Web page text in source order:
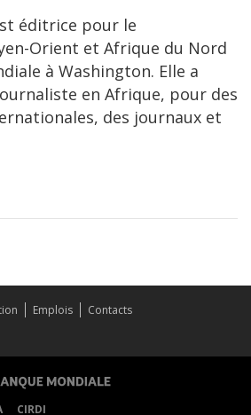
éditrice pour le
Orient et Afrique du Nord
à Washington. Elle a
en Afrique, pour des
des journaux et
Emplois
Contacts
CIRDI